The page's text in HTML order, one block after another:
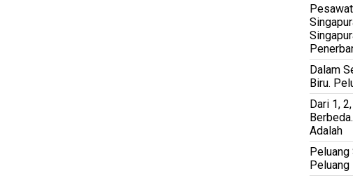
Dalam
Biru.
Dari 1,
Adalah
Peluang
Peluang